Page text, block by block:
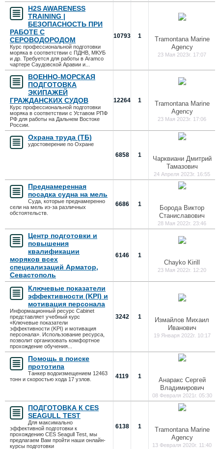
H2S AWARENESS
TRAINING |
БЕЗОПАСНОСТЬ ПРИ
РАБОТЕ С
СЕРОВОДОРОДОМ
Курс профессиональной подготовки
моряка в соответствии с ПДНВ, МКУБ
и др. Требуется для работы в Aramco
чартере Саудовской Аравии и...
10793 1
Tramontana Marine
Agency
23 Мая 2023г. 17:07
ВОЕННО-МОРСКАЯ
ПОДГОТОВКА
ЭКИПАЖЕЙ
ГРАЖДАНСКИХ СУДОВ
Курс профессиональной подготовки
моряка в соответствии с Уставом РПФ
РФ для работы на Дальнем Востоке
России.
12264 1
Tramontana Marine
Agency
23 Мая 2023г. 17:06
Охрана труда (ТБ)
удостоверение по Охране
6858 1
Чарквиани Дмитрий
Тамазович
24 Апреля 2023г. 16:55
Преднамеренная
посадка судна на мель
Суда, которые преднамеренно
сели на мель из-за различных
обстоятельств.
6686 1
Борода Виктор
Станиславович
28 Мая 2022г. 23:46
Центр подготовки и
повышения
квалификации
моряков всех
специализаций Арматор,
Севастополь
6146 1
Chayko Kirill
23 Мая 2022г. 12:20
Ключевые показатели
эффективности (KPI) и
мотивация персонала
Информационный ресурс Cabinet
представляет учебный курс
«Ключевые показатели
эффективности (KPI) и мотивация
персонала». Использование ресурса,
позволит организовать комфортное
прохождение обучения...
3242 1
Измайлов Михаил
Иванович
19 Января 2022г. 10:17
Помощь в поиске
прототипа
Танкер водоизмещением 12463
тонн и скоростью хода 17 узлов.
4119 1
Анаракс Сергей
Владимирович
08 Февраля 2021г. 05:30
ПОДГОТОВКА К CES
SEAGULL TEST
Для максимально
эффективной подготовки к
прохождению CES Seagull Test, мы
предлагаем Вам пройти наши онлайн-
курсы подготовки
6138 1
Tramontana Marine
Agency
13 Февраля 2020г. 11:40